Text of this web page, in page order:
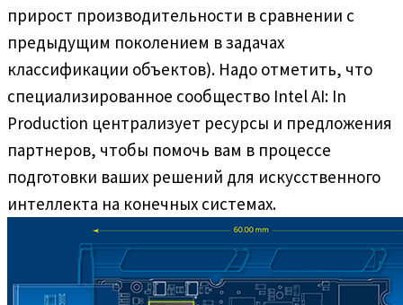
прирост производительности в сравнении с
предыдущим поколением в задачах
классификации объектов). Надо отметить, что
специализированное сообщество Intel AI: In
Production централизует ресурсы и предложения
партнеров, чтобы помочь вам в процессе
подготовки ваших решений для искусственного
интеллекта на конечных системах.